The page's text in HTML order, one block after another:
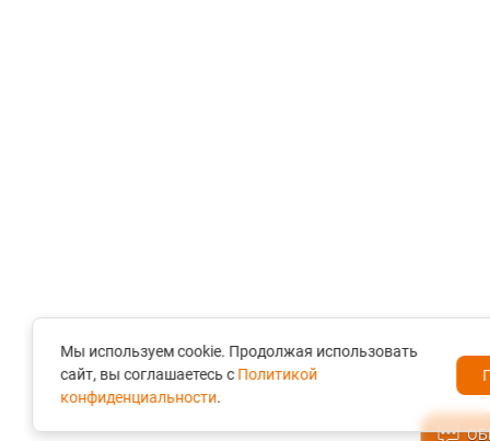
Мы используем cookie. Продолжая использовать
сайт, вы соглашаетесь сПолитикой
конфиденциальности.